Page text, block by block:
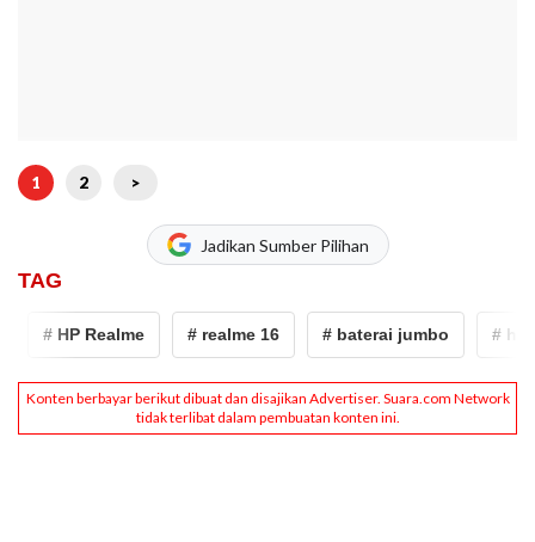
1 2 >
Jadikan Sumber Pilihan
TAG
# HP Realme # realme 16 # baterai jumbo # hp